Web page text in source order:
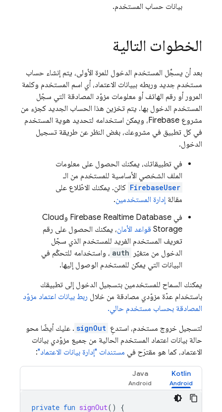
بيانات حساب المستخدم.
الخطوات التالية
بعد أن يسجِّل المستخدم الدخول للمرة الأولى، يتم إنشاء حساب
مستخدم جديد وربطه ببيانات الاعتماد، أي اسم المستخدم وكلمة
المرور أو رقم الهاتف أو معلومات مزوّد المصادقة التي سجّل
المستخدم الدخول بها. يتم تخزين هذا الحساب الجديد كجزء من
مشروع Firebase، ويمكن استخدامه لتحديد هوية المستخدم
في كل تطبيق في مشروعك، بغض النظر عن طريقة تسجيل
الدخول.
في تطبيقاتك، يمكنك الحصول على معلومات
الملف الشخصي الأساسية للمستخدم من الـ
FirebaseUser كائن. يمكنك الاطّلاع على
مقالة إدارة المستخدمين.
في Firebase Realtime Database وCloud
Storage قواعد الأمان، يمكنك الحصول على رقم
تعريف المستخدم الفريد للمستخدم الذي سجّل
الدخول من متغيّر
auth ، واستخدامه للتحكّم في
البيانات التي يمكن للمستخدم الوصول إليها.
يمكنك السماح للمستخدمين بتسجيل الدخول إلى تطبيقك
باستخدام عدّة مزوّدي مصادقة من خلال ربط بيانات اعتماد مزوّد
المصادقة بحساب مستخدم حالي.
لتسجيل خروج مستخدم، استدعِ signOut . عليك أيضًا محو
حالة بيانات اعتماد المستخدم الحالية من جميع مزوّدي بيانات
الاعتماد، كما هو مقترَح في مستندات "إدارة بيانات الاعتماد":
Kotlin
Java
private fun signOut()
{